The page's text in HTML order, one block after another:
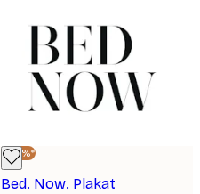
-40%*
Bed. Now. Plakat